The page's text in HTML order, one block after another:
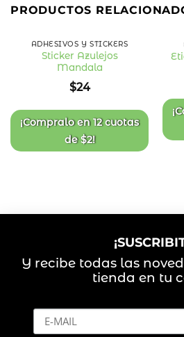
PRODUCTOS
ADHESIVOS Y STICKERS
Sticker Azulejos
Mandala
$24
¡Compralo en12 cuotas
de$2!
Y recibe todas las
tienda en tu